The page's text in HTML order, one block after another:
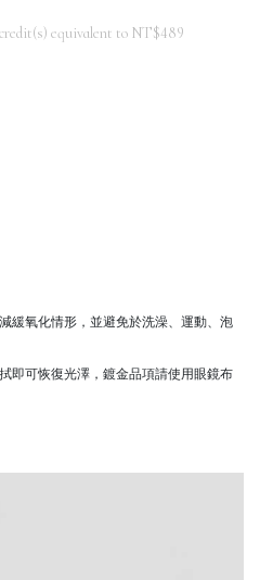
credit(s) equivalent to NT$489
緩氧化情形，並避免於洗澡、運動、泡
即可恢復光澤，鍍金品項請使用眼鏡布